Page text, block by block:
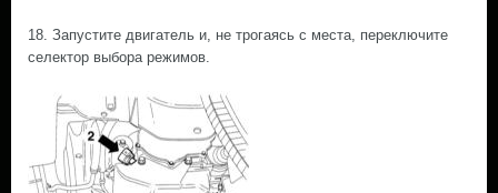
18. Запустите двигатель и, не трогаясь с места, переключите
селектор выбора режимов.